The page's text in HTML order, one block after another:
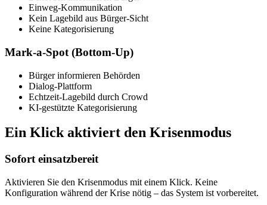
Einweg-Kommunikation
Kein Lagebild aus Bürger-Sicht
Keine Kategorisierung
Mark-a-Spot (Bottom-Up)
Bürger informieren Behörden
Dialog-Plattform
Echtzeit-Lagebild durch Crowd
KI-gestützte Kategorisierung
Ein Klick aktiviert den Krisenmodus
Sofort einsatzbereit
Aktivieren Sie den Krisenmodus mit einem Klick. Keine
Konfiguration während der Krise nötig – das System ist vorbereitet.